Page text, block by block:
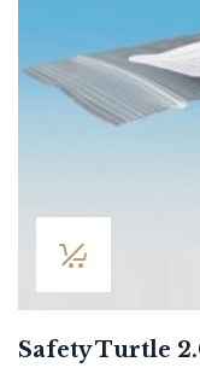
Safety Turtle